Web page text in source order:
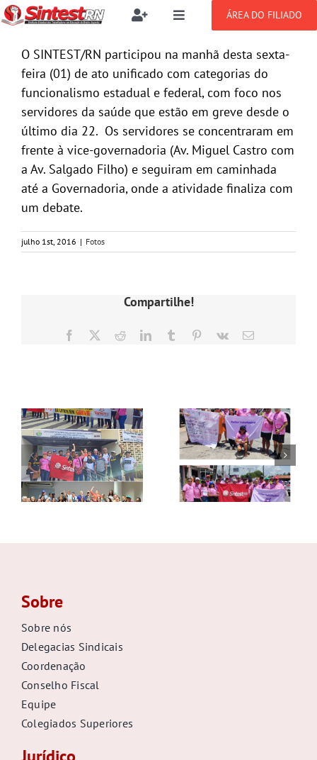
Ir
para
conteúdo
Toggle
resultados
para:
Filie-se
Benefícios
Setor jurídico
Toggle
SOBRE
NOTÍCIAS
PUBLICAÇÕES
CONGRESSOS
GREVE
GALERIA
ÁREA DO FILIADO
O SINTEST/RN participou na manhã desta sexta-
feira (01) de ato unificado com categorias do
funcionalismo estadual e federal, com foco nos
servidores da saúde que estão em greve desde o
último dia 22. Os servidores se concentraram em
frente à vice-governadoria (Av. Miguel Castro com
a Av. Salgado Filho) e seguiram em caminhada
até a Governadoria, onde a atividade finaliza com
um debate.
julho 1st, 2016 | Fotos
Compartilhe!
Facebook RedditLinkedInTumblr Pinterest
Vk
E-
Sobre
Sobre nós
Delegacias Sindicais
Coordenação
Conselho Fiscal
Equipe
Colegiados Superiores